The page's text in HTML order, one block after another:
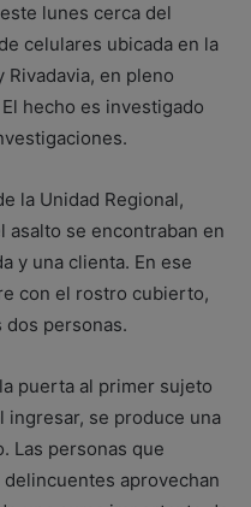
lunes cerca del
celulares ubicada en la
en pleno
hecho es investigado
la Unidad Regional,
asalto se encontraban en
y una clienta. En ese
con el rostro cubierto,
dos personas.
puerta al primer sujeto
ingresar, se produce una
Las personas que
aprovechan